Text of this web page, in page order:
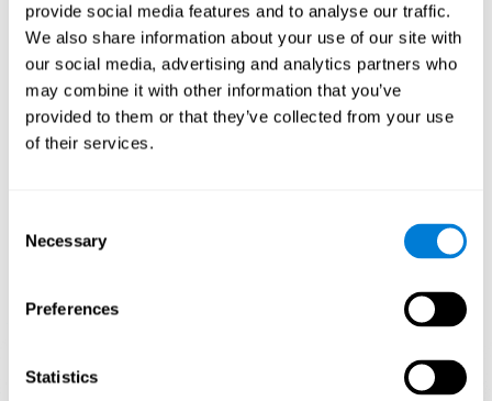
provide social media features and to analyse our traffic.
We also share information about your use of our site with
our social media, advertising and analytics partners who
may combine it with other information that you’ve
provided to them or that they’ve collected from your use
of their services.
Selection
Necessary
Preferences
Statistics
no le resulten tan costosas. Como consecuencia, las áreas del cerebro
implicadas serán más eficientes, fortaleciendo estas capacidades
entrenadas.
Cuando estas actividades se adaptan a nuestras necesidades, como
ocurre con el entrenamiento de CogniFit, las capacidades cognitivas
pueden mejorar y, además, ayudar a reducir los síntomas del insomnio
de los adultos. Esto se puede traducir en una mayor calidad de vida y en
un mayor rendimiento en las actividades de la vida diaria.